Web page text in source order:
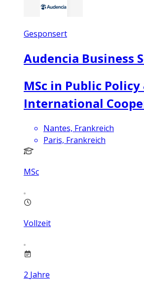
Gesponsert
Audencia Business
MSc in Public Policy
International
Nantes, Frankreich
Paris, Frankreich
MSc
Vollzeit
2 Jahre